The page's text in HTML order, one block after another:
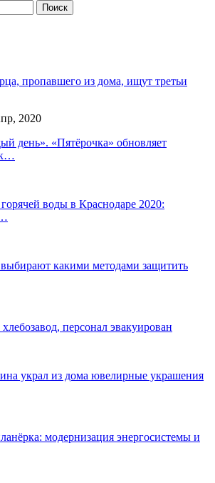
пропавшего из дома, ищут третьи
2020
день». «Пятёрочка» обновляет
к…
воды в Краснодаре 2020:
какими методами защитить
персонал эвакуирован
украл из дома ювелирные украшения
модернизация энергосистемы и